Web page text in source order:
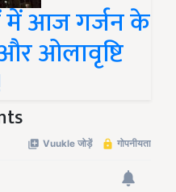
में आज गर्जन के
ओलावृष्टि